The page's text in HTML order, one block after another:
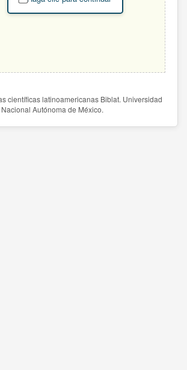
científicas latinoamericanas Biblat. Universidad
Nacional Autónoma de México.